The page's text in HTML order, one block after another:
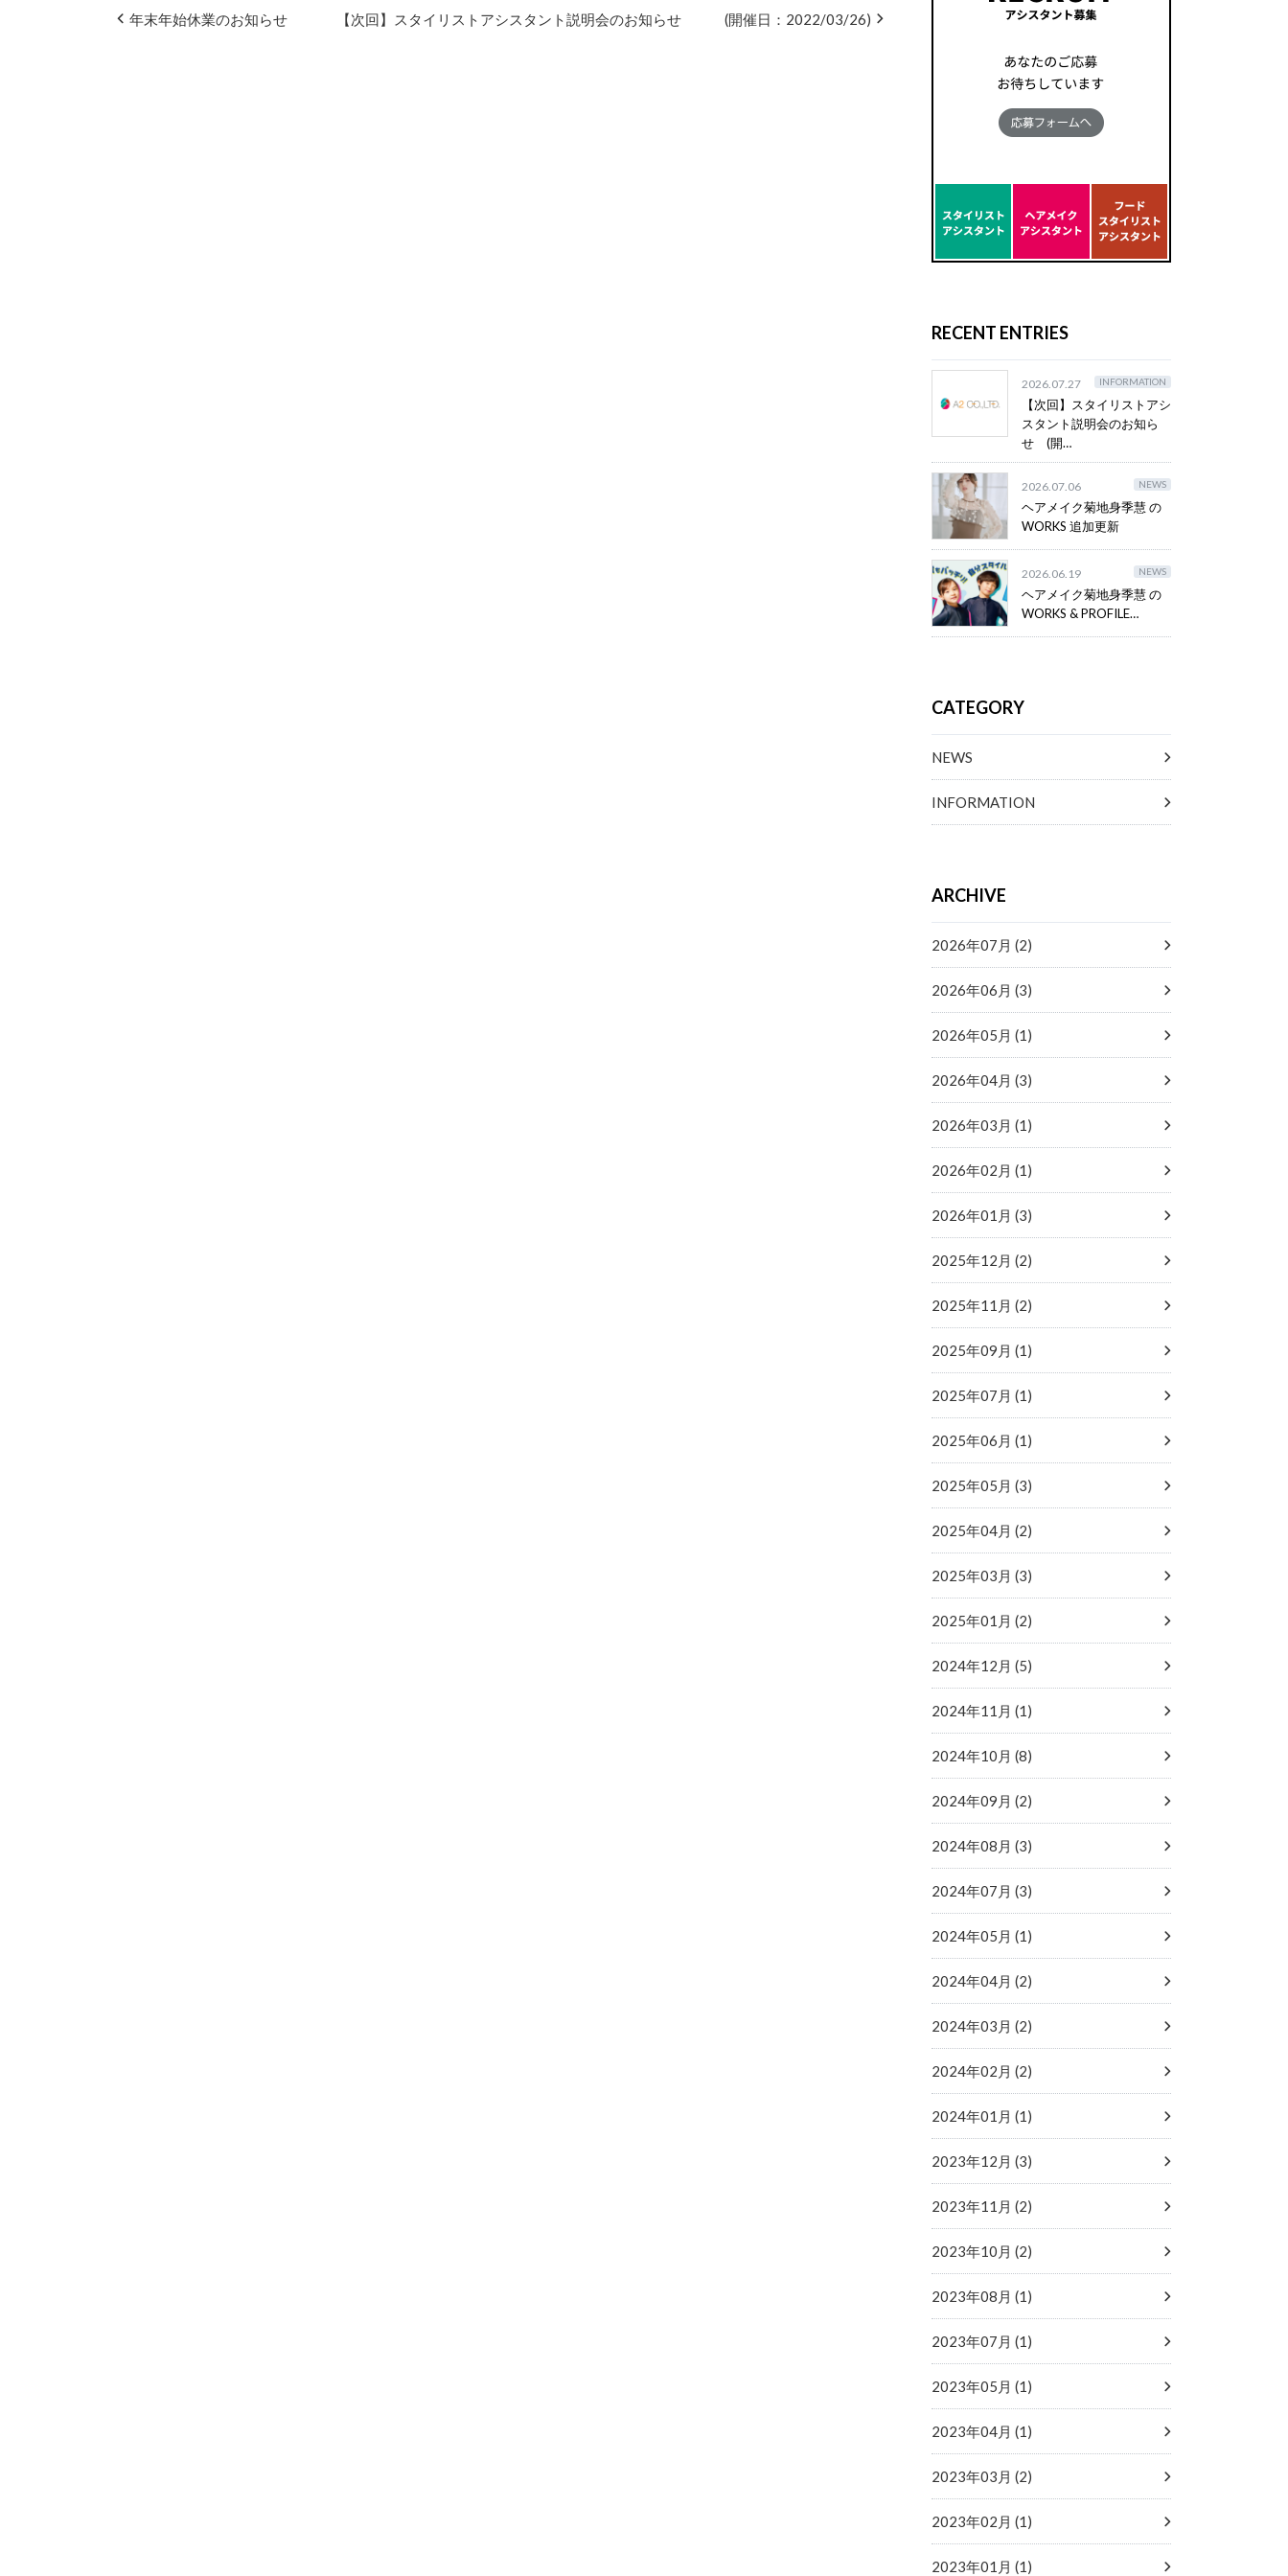
年末年始休業のお知らせ 【次回】スタイリストアシスタント説明会のお知らせ (開催日：2022/03/26)
RECENT ENTRIES
2026.07.27 INFORMATION
【次回】スタイリストアシ
スタント説明会のお知ら
せ (開…
2026.07.06 NEWS
ヘアメイク菊地身季慧 の
WORKS 追加更新
2026.06.19 NEWS
ヘアメイク菊地身季慧 の
WORKS & PROFILE…
CATEGORY
NEWS
INFORMATION
ARCHIVE
2026年07月 (2)
2026年06月 (3)
2026年05月 (1)
2026年04月 (3)
2026年03月 (1)
2026年02月 (1)
2026年01月 (3)
2025年12月 (2)
2025年11月 (2)
2025年09月 (1)
2025年07月 (1)
2025年06月 (1)
2025年05月 (3)
2025年04月 (2)
2025年03月 (3)
2025年01月 (2)
2024年12月 (5)
2024年11月 (1)
2024年10月 (8)
2024年09月 (2)
2024年08月 (3)
2024年07月 (3)
2024年05月 (1)
2024年04月 (2)
2024年03月 (2)
2024年02月 (2)
2024年01月 (1)
2023年12月 (3)
2023年11月 (2)
2023年10月 (2)
2023年08月 (1)
2023年07月 (1)
2023年05月 (1)
2023年04月 (1)
2023年03月 (2)
2023年02月 (1)
2023年01月 (1)